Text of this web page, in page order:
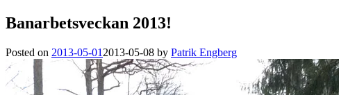
Banarbetsveckan 2013!
Posted on 2013-05-01 2013-05-08 by Patrik Engberg